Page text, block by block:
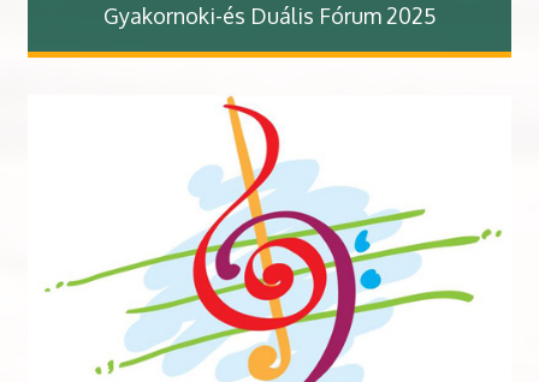
Gyakornoki-és Duális Fórum 2025